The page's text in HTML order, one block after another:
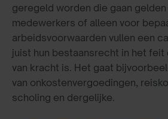
geregeld worden die gaan gelden
medewerkers of alleen voor
arbeidsvoorwaarden vullen een
juist hun bestaansrecht in het feit
van kracht is. Het gaat
van onkostenvergoedingen,
scholing en dergelijke.